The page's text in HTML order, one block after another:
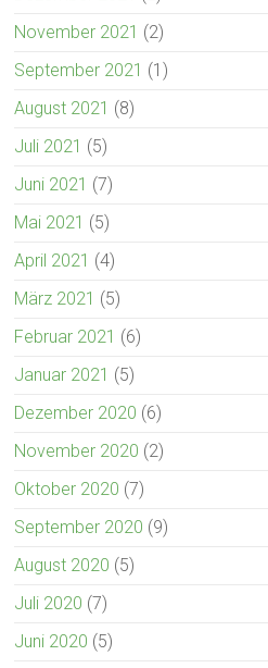
November 2021 (2)
September 2021 (1)
August 2021 (8)
Juli 2021 (5)
Juni 2021 (7)
Mai 2021 (5)
April 2021 (4)
März 2021 (5)
Februar 2021 (6)
Januar 2021 (5)
Dezember 2020 (6)
November 2020 (2)
Oktober 2020 (7)
September 2020 (9)
August 2020 (5)
Juli 2020 (7)
Juni 2020 (5)